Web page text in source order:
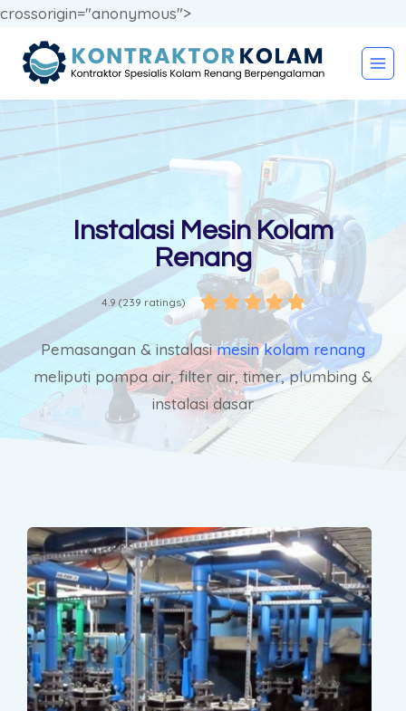
crossorigin="anonymous">
Instalasi Mesin Kolam
Renang
4.9 (239 ratings)     
Pemasangan & instalasimesin kolam renang
meliputi pompa air, filter air, timer, plumbing &
instalasi dasar